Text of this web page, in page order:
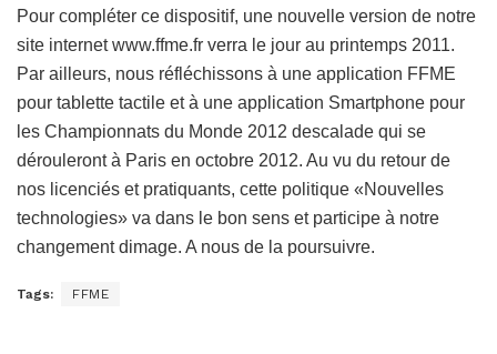
Pour compléter ce dispositif, une nouvelle version de notre
site internet www.ffme.fr verra le jour au printemps 2011.
Par ailleurs, nous réfléchissons à une application FFME
pour tablette tactile et à une application Smartphone pour
les Championnats du Monde 2012 descalade qui se
dérouleront à Paris en octobre 2012. Au vu du retour de
nos licenciés et pratiquants, cette politique «Nouvelles
technologies» va dans le bon sens et participe à notre
changement dimage. A nous de la poursuivre.
Tags: FFME